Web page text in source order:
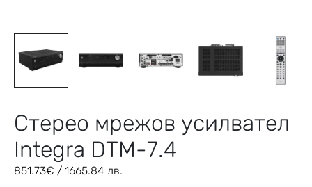
Стерео мрежов усилвател
Integra DTM-7.4
851.73€ / 1665.84 лв.